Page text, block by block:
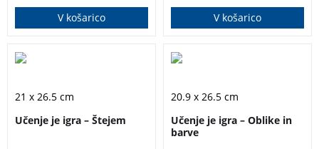
V košarico V košarico
delovnega zvezka na
21 x 26.5 cm
Učenje je igra – Štejem
delovni zvezek za
pisati črke. Primeren
je tudi za samostojno
20.9 x 26.5 cm
Učenje je igra – Oblike in
barve